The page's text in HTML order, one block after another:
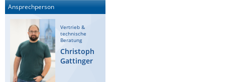
Ansprechperson
Vertrieb &
technische
Beratung
Christoph
Gattinger